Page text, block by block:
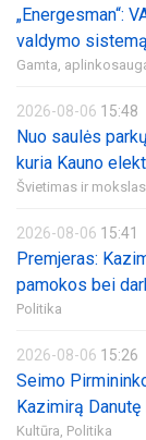
„Energesman“:
valdymo
Gamta,
2026-08-06 15:48
Nuo saulės
kuria Kauno
Švietimas ir mokslas,
2026-08-06 15:41
Premjeras:
pamokos bei
Politika
2026-08-06 15:26
Seimo
Kazimirą
Kultūra, Politika